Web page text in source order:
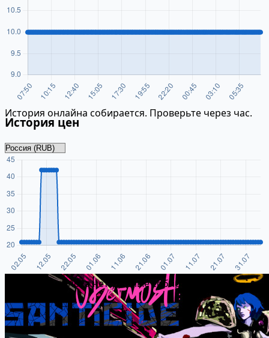
История онлайна собирается. Проверьте через час.
История цен
Истории цен пока нет. Данные собираются